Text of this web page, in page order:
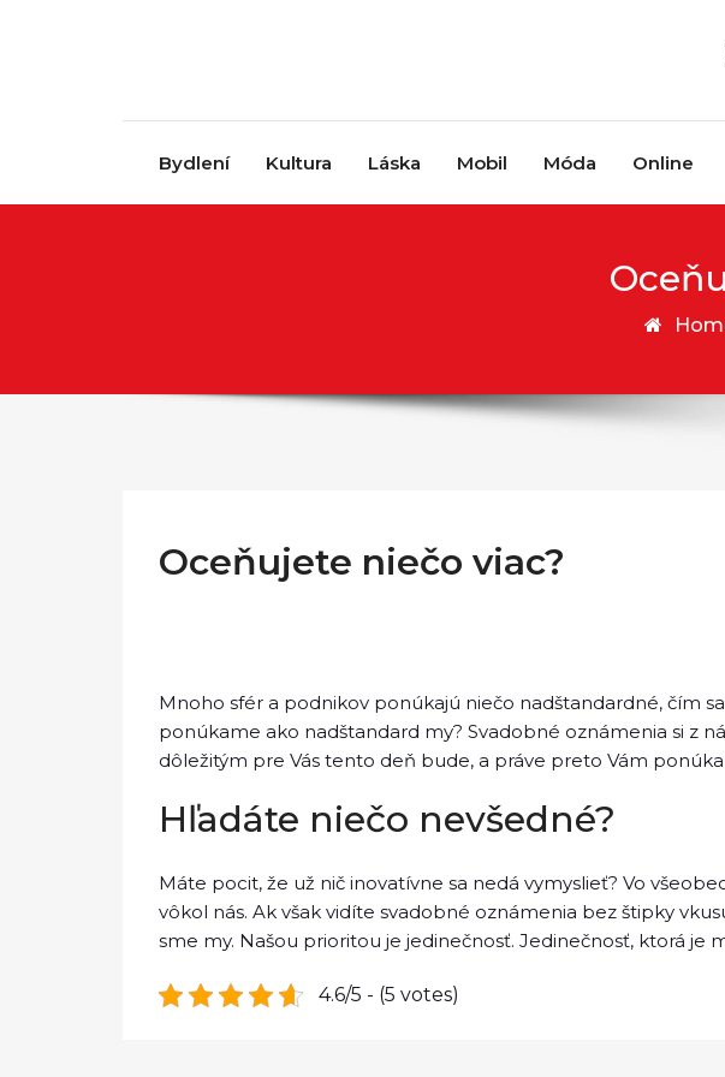
Bydlení Kultura Láska Mobil Móda Online
Oceňujete niečo viac?
Mnoho sfér a podnikov ponúkajú niečo nadštandardné, čím
ponúkame ako nadštandard my? Svadobné oznámenia si z
dôležitým pre Vás tento deň bude, a práve preto Vám
Hľadáte niečo nevšedné?
Máte pocit, že už nič inovatívne sa nedá vymyslieť? Vo
vôkol nás. Ak však vidíte svadobné oznámenia bez štipky
sme my. Našou prioritou je jedinečnosť. Jedinečnosť, ktorá
4.6/5 - (5 votes)